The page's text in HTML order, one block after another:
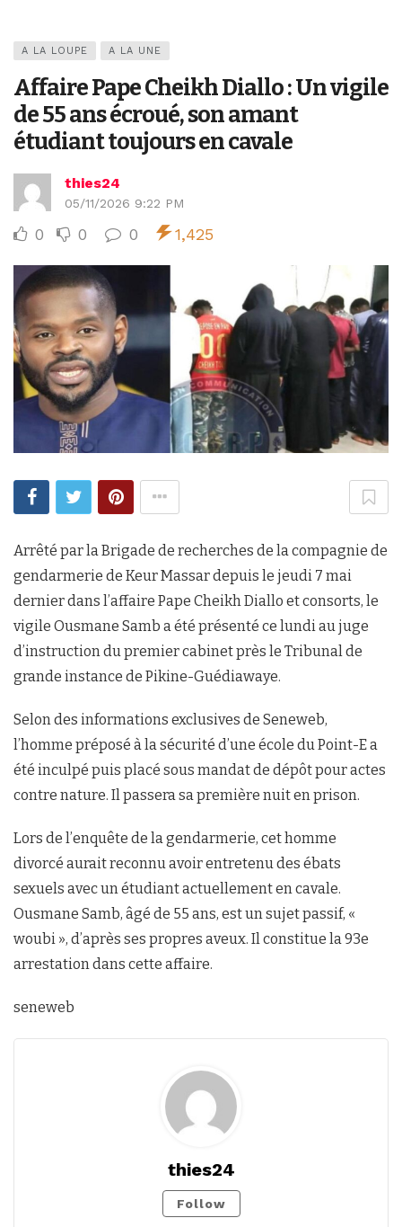
A LA LOUPE A LA UNE
Affaire Pape Cheikh Diallo : Un vigile
de 55 ans écroué, son amant
étudiant toujours en cavale
thies24
05/11/2026 9:22 PM
0 0 0 1,425
Arrêté par la Brigade de recherches de la compagnie de
gendarmerie de Keur Massar depuis le jeudi 7 mai
dernier dans l’affaire Pape Cheikh Diallo et consorts, le
vigile Ousmane Samb a été présenté ce lundi au juge
d’instruction du premier cabinet près le Tribunal de
grande instance de Pikine-Guédiawaye.
Selon des informations exclusives de Seneweb,
l’homme préposé à la sécurité d’une école du Point-E a
été inculpé puis placé sous mandat de dépôt pour actes
contre nature. Il passera sa première nuit en prison.
Lors de l’enquête de la gendarmerie, cet homme
divorcé aurait reconnu avoir entretenu des ébats
sexuels avec un étudiant actuellement en cavale.
Ousmane Samb, âgé de 55 ans, est un sujet passif, «
woubi », d’après ses propres aveux. Il constitue la 93e
arrestation dans cette affaire.
seneweb
thies24
Follow